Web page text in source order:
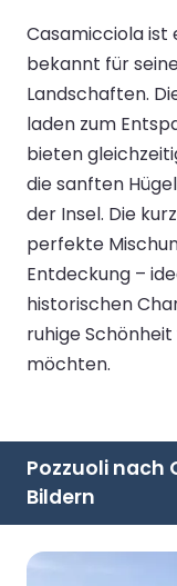
Casamicciola ist
bekannt für
Landschaften.
laden zum
bieten
die sanften
der Insel. Die
perfekte
Entdeckung –
historischen
ruhige
möchten.
Pozzuoli nach
Bildern